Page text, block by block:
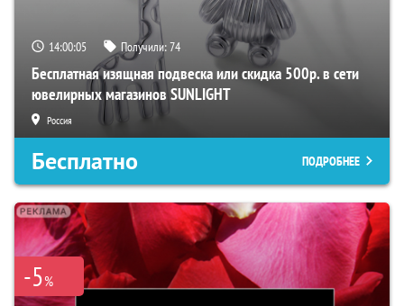
14:00:04 Получили:74
Бесплатная изящная подвеска или скидка 500р. в сети
ювелирных магазинов SUNLIGHT
Россия
Бесплатно ПОДРОБНЕЕ
-5%